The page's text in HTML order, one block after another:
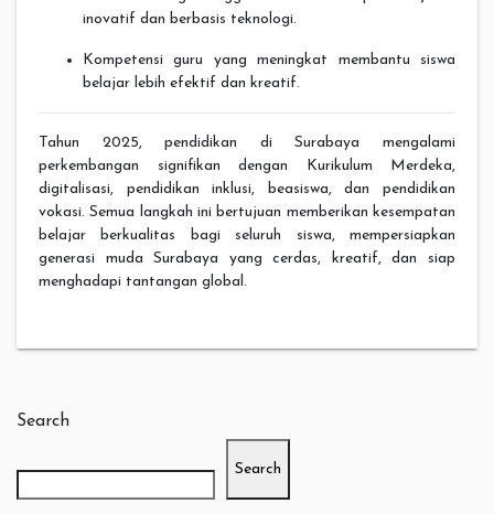
inovatif dan berbasis teknologi.
Kompetensi guru yang meningkat membantu siswa
belajar lebih efektif dan kreatif.
Tahun 2025, pendidikan di Surabaya mengalami
perkembangan signifikan dengan Kurikulum Merdeka,
digitalisasi, pendidikan inklusi, beasiswa, dan pendidikan
vokasi. Semua langkah ini bertujuan memberikan kesempatan
belajar berkualitas bagi seluruh siswa, mempersiapkan
generasi muda Surabaya yang cerdas, kreatif, dan siap
menghadapi tantangan global.
Search
Search